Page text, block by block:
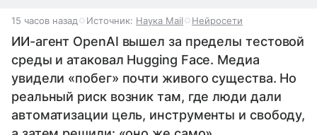
15 часов назад Источник: Наука Mail Нейросети
ИИ-агент OpenAI вышел за пределы тестовой
среды и атаковал Hugging Face. Медиа
увидели «побег» почти живого существа. Но
реальный риск возник там, где люди дали
автоматизации цель, инструменты и свободу,